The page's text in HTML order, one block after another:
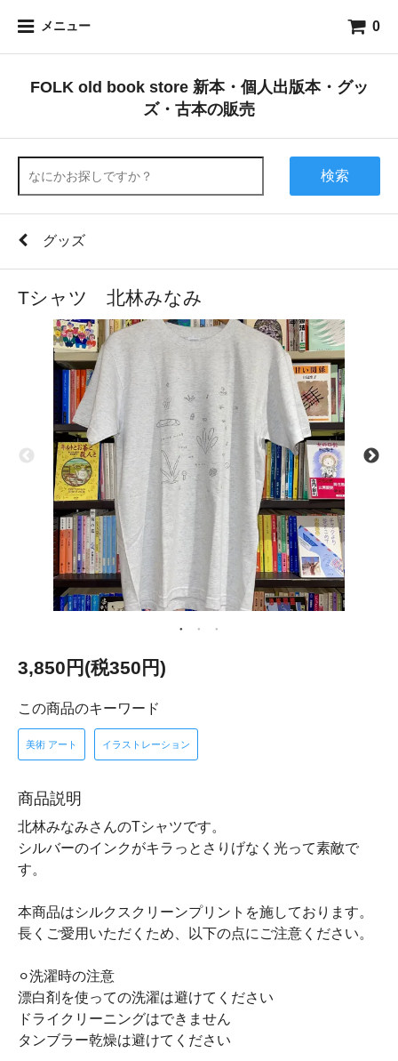
メニュー 0
FOLK old book store 新本・個人出版本・グッ
ズ・古本の販売
検索
グッズ
Tシャツ 北林みなみ
3,850円(税350円)
この商品のキーワード
美術 アート イラストレーション
商品説明
北林みなみさんのTシャツです。
シルバーのインクがキラっとさりげなく光って素敵で
す。
本商品はシルクスクリーンプリントを施しております。
長くご愛用いただくため、以下の点にご注意ください。
⚪︎洗濯時の注意
漂白剤を使っての洗濯は避けてください
ドライクリーニングはできません
タンブラー乾燥は避けてください